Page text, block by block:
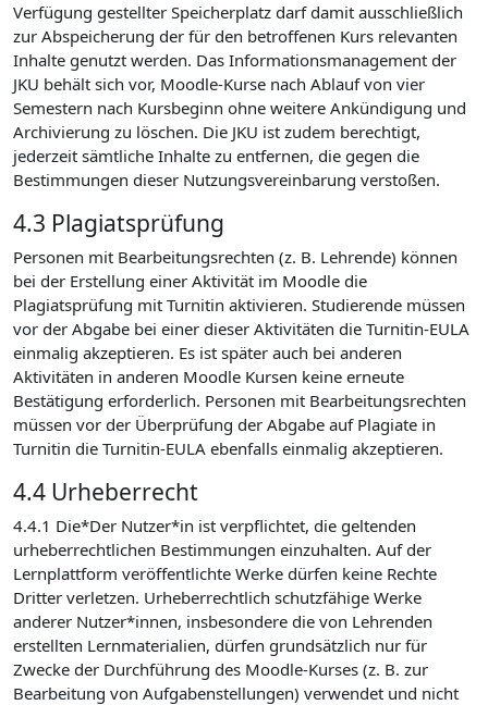
Verfügung gestellter Speicherplatz darf damit ausschließlich
zur Abspeicherung der für den betroffenen Kurs relevanten
Inhalte genutzt werden. Das Informationsmanagement der
JKU behält sich vor, Moodle-Kurse nach Ablauf von vier
Semestern nach Kursbeginn ohne weitere Ankündigung und
Archivierung zu löschen. Die JKU ist zudem berechtigt,
jederzeit sämtliche Inhalte zu entfernen, die gegen die
Bestimmungen dieser Nutzungsvereinbarung verstoßen.
4.3 Plagiatsprüfung
Personen mit Bearbeitungsrechten (z. B. Lehrende) können
bei der Erstellung einer Aktivität im Moodle die
Plagiatsprüfung mit Turnitin aktivieren. Studierende müssen
vor der Abgabe bei einer dieser Aktivitäten die Turnitin-EULA
einmalig akzeptieren. Es ist später auch bei anderen
Aktivitäten in anderen Moodle Kursen keine erneute
Bestätigung erforderlich. Personen mit Bearbeitungsrechten
müssen vor der Überprüfung der Abgabe auf Plagiate in
Turnitin die Turnitin-EULA ebenfalls einmalig akzeptieren.
4.4 Urheberrecht
4.4.1 Die*Der Nutzer*in ist verpflichtet, die geltenden
urheberrechtlichen Bestimmungen einzuhalten. Auf der
Lernplattform veröffentlichte Werke dürfen keine Rechte
Dritter verletzen. Urheberrechtlich schutzfähige Werke
anderer Nutzer*innen, insbesondere die von Lehrenden
erstellten Lernmaterialien, dürfen grundsätzlich nur für
Zwecke der Durchführung des Moodle-Kurses (z. B. zur
Bearbeitung von Aufgabenstellungen) verwendet und nicht